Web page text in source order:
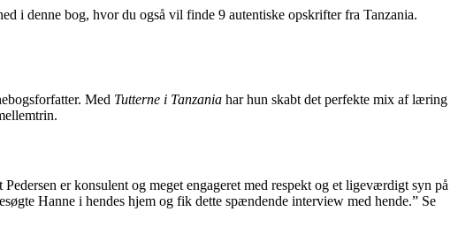
i denne bog, hvor du også vil finde 9 autentiske opskrifter fra Tanzania.
Med Tutterne i Tanzania har hun skabt det perfekte mix af læring
er konsulent og meget engageret med respekt og et ligeværdigt syn på
Hanne i hendes hjem og fik dette spændende interview med hende.” Se